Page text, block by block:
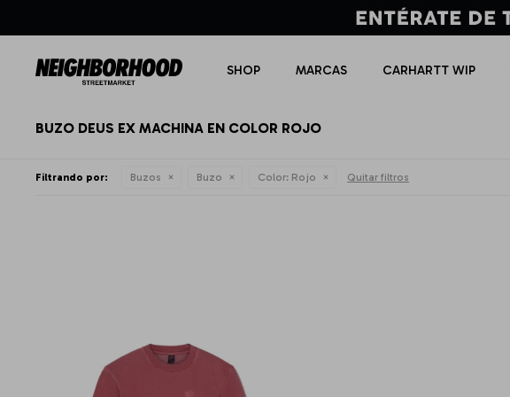
SHOP MARCAS CARHARTT WIP
BUZO DEUS EX MACHINA EN COLOR ROJO
Filtrando por: Buzos Buzo Color: Rojo Quitar filtros